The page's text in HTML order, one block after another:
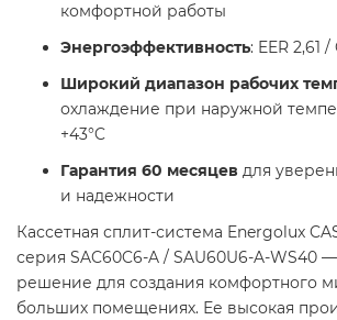
комфортной работы
Энергоэффективность: EER 2,61
Широкий диапазон рабочих
охлаждение при наружной
+43°C
Гарантия 60 месяцев для
и надежности
Кассетная сплит-система Energolux
серия SAC60C6-A / SAU60U6-A-WS40
решение для создания комфортного
больших помещениях. Ее высокая